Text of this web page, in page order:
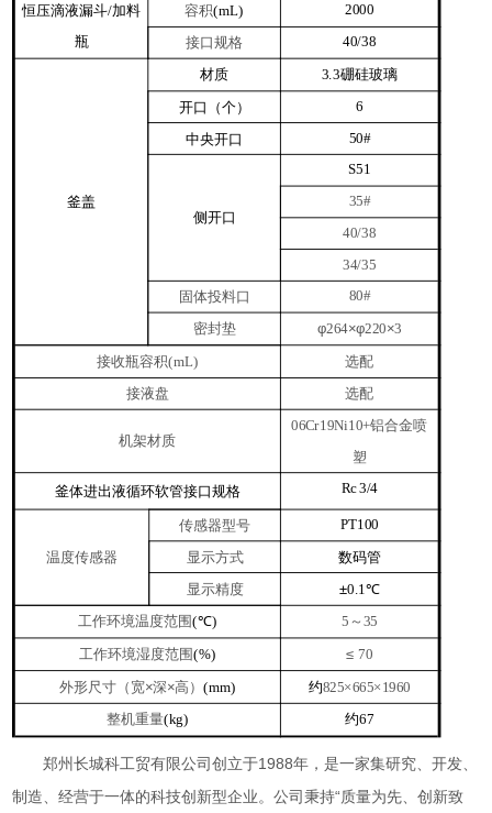
恒压滴液漏斗/加料
瓶
容积(mL) 2000
接口规格 40/38
釜盖
材质 3.3硼硅玻璃
开口（个） 6
中央开口 50#
侧开口
S51
35#
40/38
34/35
固体投料口 80#
密封垫 φ264×φ220×3
接收瓶容积(mL) 选配
接液盘 选配
机架材质
06Cr19Ni10+铝合金喷
塑
釜体进出液循环软管接口规格 Rc3/4
温度传感器
传感器型号 PT100
显示方式
数码管
显示精度
±0.1℃
工作环境温度范围(℃) 5 ～ 35
工作环境湿度范围(%) ≤ 70
外形尺寸（宽×深×高）(mm) 约825×665×1960
整机重量(kg) 约67
郑州长城科工贸有限公司创立于1988年，是一家集研究、开发、
制造、经营于一体的科技创新型企业。公司秉持“质量为先、创新致